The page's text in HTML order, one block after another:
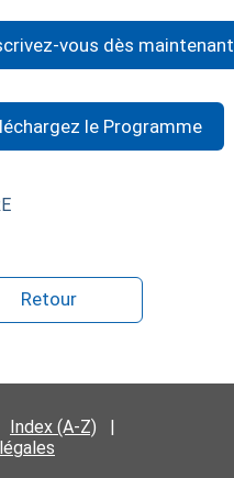
vous dès maintenant
le Programme
Retour
Index (A-Z) |